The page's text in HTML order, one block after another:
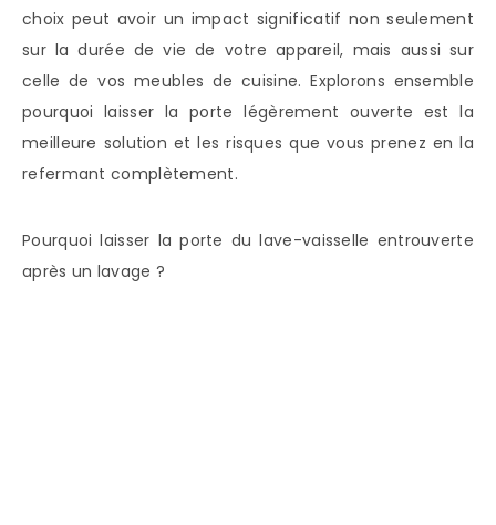
choix peut avoir un impact significatif non seulement
sur la durée de vie de votre appareil, mais aussi sur
celle de vos meubles de cuisine. Explorons ensemble
pourquoi laisser la porte légèrement ouverte est la
meilleure solution et les risques que vous prenez en la
refermant complètement.
Pourquoi laisser la porte du lave-vaisselle entrouverte
après un lavage ?